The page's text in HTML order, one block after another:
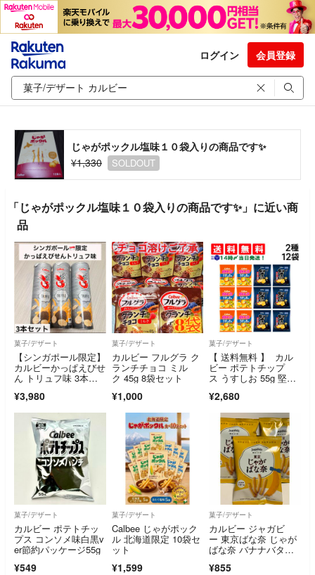
ログイン 会員登録
じゃがポックル塩味１０袋入りの商品です✨
¥1,330
SOLDOUT
「じゃがポックル塩味１０袋入りの商品です✨」に近い商
品
菓子/デザート
【シンガポール限定】
カルビーかっぱえびせ
ん トリュフ味 3本ま
¥3,980
菓子/デザート
カルビー フルグラ ク
ランチチョコ ミル
ク 45g 8袋セット
¥1,000
菓子/デザート
【 送料無料 】 カル
ビー ポテトチップ
ス うすしお 55g 堅あ
g 各6袋 計12袋 食べ
比べ 詰め合わせ アソ
ート セット まとめ買
¥2,680
菓子/デザート
カルビー ポテトチッ
プス コンソメ味白黒v
er節約パッケージ55g
¥549
菓子/デザート
Calbee じゃがポック
ル 北海道限定 10袋セ
ット
¥1,599
菓子/デザート
カルビー ジャガビ
ー 東京ばな奈 じゃが
ばな奈 バナナバター
¥855